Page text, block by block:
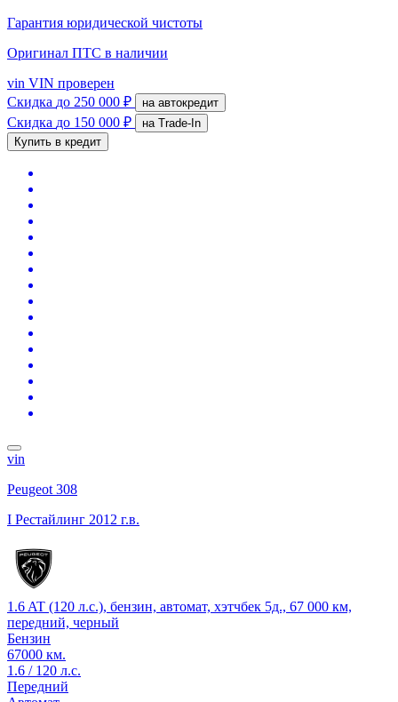
Гарантия юридической чистоты
Оригинал ПТС в наличии
vin VIN проверен
Скидка до 250 000 ₽ на автокредит
Скидка до 150 000 ₽
на Trade-In
Купить в кредит
vin
Peugeot 308
I Рестайлинг 2012 г.в.
1.6 AT (120 л.с.), бензин, автомат, хэтчбек 5д., 67 000 км,
передний, черный
Бензин
67000 км.
1.6 / 120 л.с.
Передний